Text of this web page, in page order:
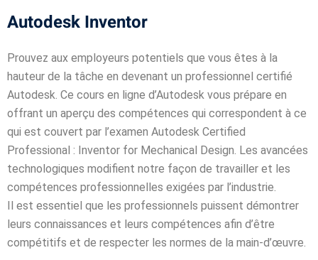
& AI
Autodesk Inventor
Prouvez aux employeurs potentiels que vous êtes à la
hauteur de la tâche en devenant un professionnel certifié
Autodesk. Ce cours en ligne d’Autodesk vous prépare en
offrant un aperçu des compétences qui correspondent à ce
qui est couvert par l’examen Autodesk Certified
Professional : Inventor for Mechanical Design. Les avancées
technologiques modifient notre façon de travailler et les
compétences professionnelles exigées par l’industrie.
Il est essentiel que les professionnels puissent démontrer
leurs connaissances et leurs compétences afin d’être
compétitifs et de respecter les normes de la main-d’œuvre.